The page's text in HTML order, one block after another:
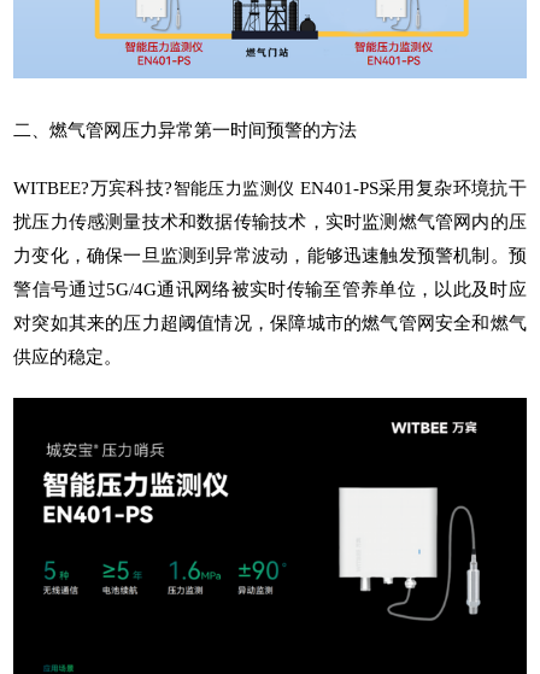
二、燃气管网压力异常第一时间预警的方法
WITBEE?万宾科技?智能压力监测仪 EN401-PS采用复杂环境抗干
扰压力传感测量技术和数据传输技术，实时监测燃气管网内的压
力变化，确保一旦监测到异常波动，能够迅速触发预警机制。预
警信号通过5G/4G通讯网络被实时传输至管养单位，以此及时应
对突如其来的压力超阈值情况，保障城市的燃气管网安全和燃气
供应的稳定。